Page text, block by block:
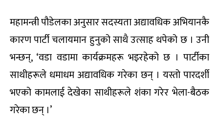
महामन्त्री पौडेलका अनुसार सदस्यता अद्यावधिक अभियानकै
कारण पार्टी चलायमान हुनुको साथै उत्साह थपेको छ । उनी
भन्छन्, ‘वडा वडामा कार्यक्रमहरू भइरहेको छ । पार्टीका
साथीहरूले धमाधम अद्यावधिक गरेका छन् । यस्तो पारदर्शी
भएको कामलाई देखेका साथीहरूले शंका गरेर भेला-बैठक
गरेका छन् ।’